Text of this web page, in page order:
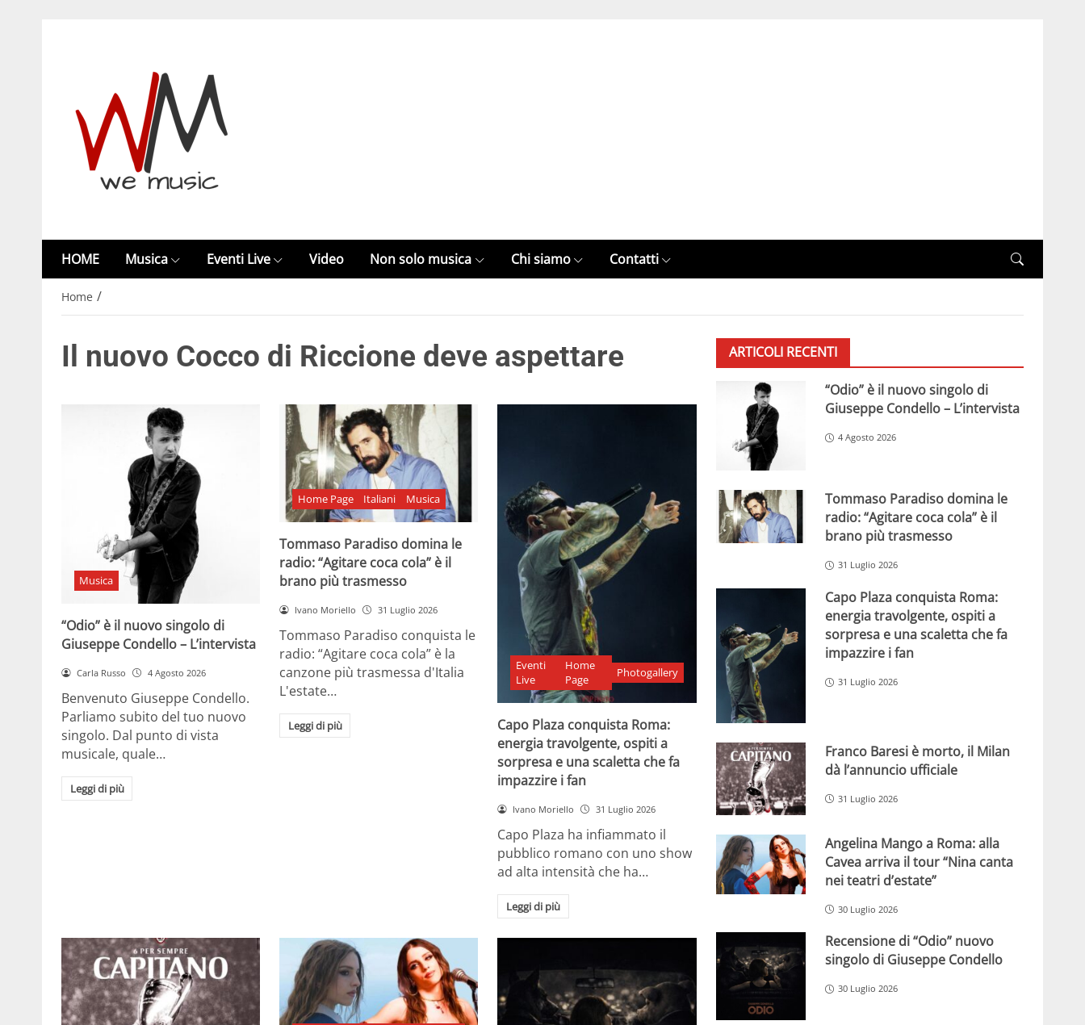
HOME Musica Eventi Live Video Non solo musica Chi siamo Contatti
Home /
Il nuovo Cocco di Riccione deve aspettare
Musica
“Odio” è il nuovo singolo di
Giuseppe Condello – L’intervista
Carla Russo 4 Agosto 2026
Benvenuto Giuseppe Condello.
Parliamo subito del tuo nuovo
singolo. Dal punto di vista
musicale, quale…
Leggi di più
Home Page Italiani Musica
Tommaso Paradiso domina le
radio: “Agitare coca cola” è il
brano più trasmesso
Ivano Moriello 31 Luglio 2026
Tommaso Paradiso conquista le
radio: “Agitare coca cola” è la
canzone più trasmessa d'Italia
L'estate…
Leggi di più
Eventi
Live
Home
Page
Photogallery
Capo Plaza conquista Roma:
energia travolgente, ospiti a
sorpresa e una scaletta che fa
impazzire i fan
Ivano Moriello 31 Luglio 2026
Capo Plaza ha infiammato il
pubblico romano con uno show
ad alta intensità che ha…
Leggi di più
ARTICOLI RECENTI
“Odio” è il nuovo singolo di
Giuseppe Condello – L’intervista
4 Agosto 2026
Tommaso Paradiso domina le
radio: “Agitare coca cola” è il
brano più trasmesso
31 Luglio 2026
Capo Plaza conquista Roma:
energia travolgente, ospiti a
sorpresa e una scaletta che fa
impazzire i fan
31 Luglio 2026
Franco Baresi è morto, il Milan
dà l’annuncio ufficiale
31 Luglio 2026
Angelina Mango a Roma: alla
Cavea arriva il tour “Nina canta
nei teatri d’estate”
30 Luglio 2026
Recensione di “Odio” nuovo
singolo di Giuseppe Condello
30 Luglio 2026